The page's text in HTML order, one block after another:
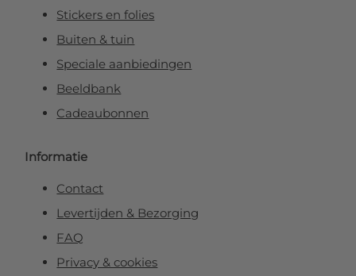
Stickers en folies
Buiten & tuin
Speciale aanbiedingen
Beeldbank
Cadeaubonnen
Informatie
Contact
Levertijden & Bezorging
FAQ
Privacy & cookies